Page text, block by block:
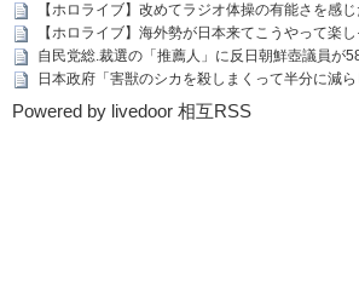
【ホロライブ】改めてラジオ体操の有能さを感
【ホロライブ】海外勢が日本来てこうやって楽
自民党総.裁選の「推薦人」に反日朝鮮壺議員
日本政府「害獣のシカを殺しまくって半分に減
Powered by livedoor 相互RSS